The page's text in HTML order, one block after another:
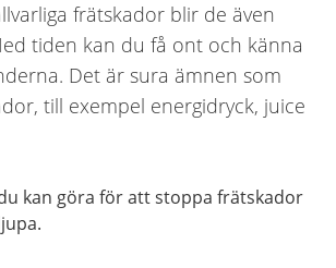
frätskador blir de även
tiden kan du få ont och känna
Det är sura ämnen som
till exempel energidryck, juice
kan göra för att stoppa frätskador